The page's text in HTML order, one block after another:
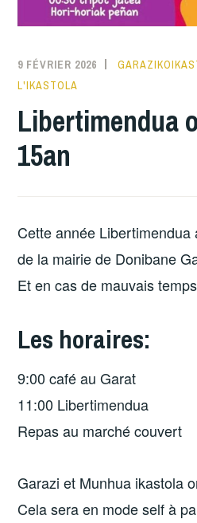
9 FÉVRIER 2026
L'IKASTOLA
Libertimendua
15an
Cette année
de la mairie de Donibane
Et en cas de mauvais
Les horaires:
9:00 café au Garat
11:00 Libertimendua
Repas au marché couvert
Garazi et Munhua ikastola
Cela sera en mode self à